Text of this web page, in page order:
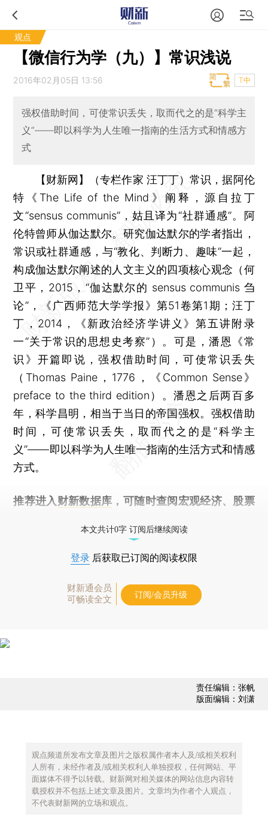
观点
【微信行为学（九）】常识浅说
2016年02月05日 13:56 T中
强权借助时间，可使常识丢失，取而代之的是“科学主
义”——即以科学为人生唯一指南的生活方式和情感方
式
【财新网】（专栏作家 汪丁丁）常识，据阿伦
特《The Life of the Mind》阐释，源自拉丁
文“sensus communis”，姑且译为“社群通感”。阿
伦特曾师从伽达默尔。研究伽达默尔的学者指出，
常识或社群通感，与“教化、判断力、趣味”一起，
构成伽达默尔阐述的人文主义的四项核心观念（何
卫平，2015，“伽达默尔的 sensus communis 刍
论”，《广西师范大学学报》第51卷第1期；汪丁
丁，2014，《新政治经济学讲义》第五讲附录
一“关于常识的思想史考察”）。可是，潘恩《常
识》开篇即说，强权借助时间，可使常识丢失
（Thomas Paine，1776，《Common Sense》
preface to the third edition）。潘恩之后两百多
年，科学昌明，相当于当日的帝国强权。强权借助
时间，可使常识丢失，取而代之的是“科学主
义”——即以科学为人生唯一指南的生活方式和情感
方式。
推荐进入 财新数据库 ，可随时查阅宏观经济、股票
本文共计0字 订阅后继续阅读
登录 后获取已订阅的阅读权限
财新通会员
可畅读全文
订阅/会员升级
责任编辑：张帆
版面编辑：刘潇
观点频道所发布文章及图片之版权属作者本人及/或相关权利
人所有，未经作者及/或相关权利人单独授权，任何网站、平
面媒体不得予以转载。财新网对相关媒体的网站信息内容转
载授权并不包括上述文章及图片。文章均为作者个人观点，
不代表财新网的立场和观点。